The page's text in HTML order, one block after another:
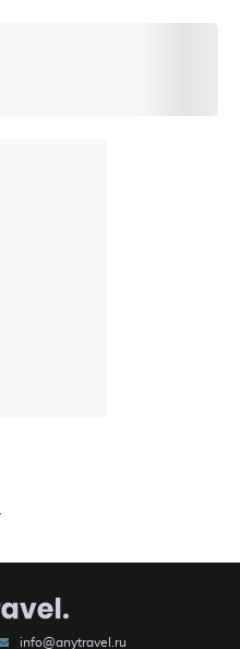
info@anytravel.ru